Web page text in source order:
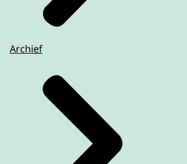
Archief